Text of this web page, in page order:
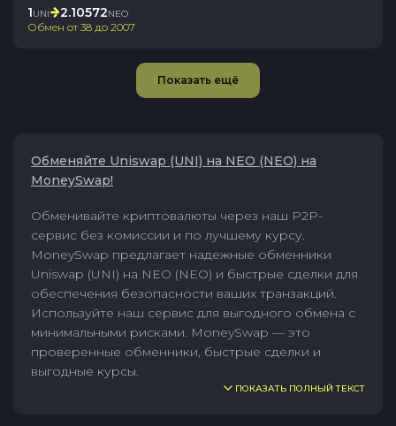
1UNI 2.10572NEO
Обмен от38 до 2007
Показать ещё
Обменяйте Uniswap (UNI) на NEO (NEO) на
MoneySwap!
Обменивайте криптовалюты через наш P2P-
сервис без комиссии и по лучшему курсу.
MoneySwap предлагает надежные обменники
Uniswap (UNI) на NEO (NEO) и быстрые сделки для
обеспечения безопасности ваших транзакций.
Используйте наш сервис для выгодного обмена с
минимальными рисками. MoneySwap — это
проверенные обменники, быстрые сделки и
выгодные курсы.
ПОКАЗАТЬ ПОЛНЫЙ ТЕКСТ